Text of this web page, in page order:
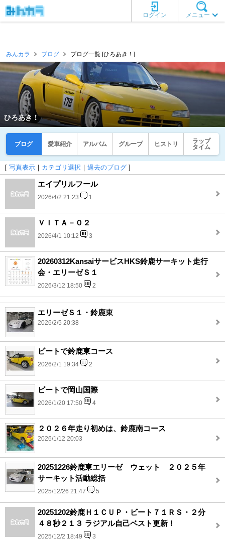
メニュー
ログイン
みんカラ ブログ ブログ一覧 [ひろあき！]
ひろあき！
ブログ 愛車紹介 アルバム グループ ヒストリ
ラップ
タイム
[ 写真表示 ｜ カテゴリ選択 ｜ 過去のブログ ]
エイプリルフール
2026/4/2 21:23 1
ＶＩＴＡ－０２
2026/4/1 10:12 3
20260312KansaiサービスHKS鈴鹿サーキット走行
会・エリーゼＳ１
2026/3/12 18:50 2
エリーゼＳ１・鈴鹿東
2026/2/5 20:38
ビートで鈴鹿東コース
2026/2/1 19:34 2
ビートで岡山国際
2026/1/20 17:50 4
２０２６年走り初めは、鈴鹿南コース
2026/1/12 20:03
20251226鈴鹿東エリーゼ ウェット ２０２５年
サーキット活動総括
2025/12/26 21:47 5
20251202鈴鹿Ｈ１ＣＵＰ・ビート７１ＲＳ・２分
４８秒２１３ ラジアル自己ベスト更新！
2025/12/2 18:49 3